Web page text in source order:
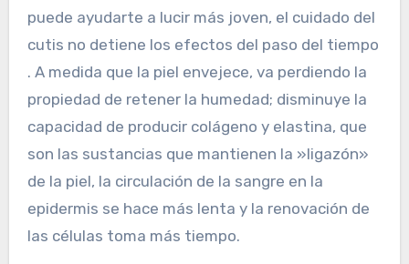
puede ayudarte a lucir más joven, el cuidado del
cutis no detiene los efectos del paso del tiempo
. A medida que la piel envejece, va perdiendo la
propiedad de retener la humedad; disminuye la
capacidad de producir colágeno y elastina, que
son las sustancias que mantienen la »ligazón»
de la piel, la circulación de la sangre en la
epidermis se hace más lenta y la renovación de
las células toma más tiempo.